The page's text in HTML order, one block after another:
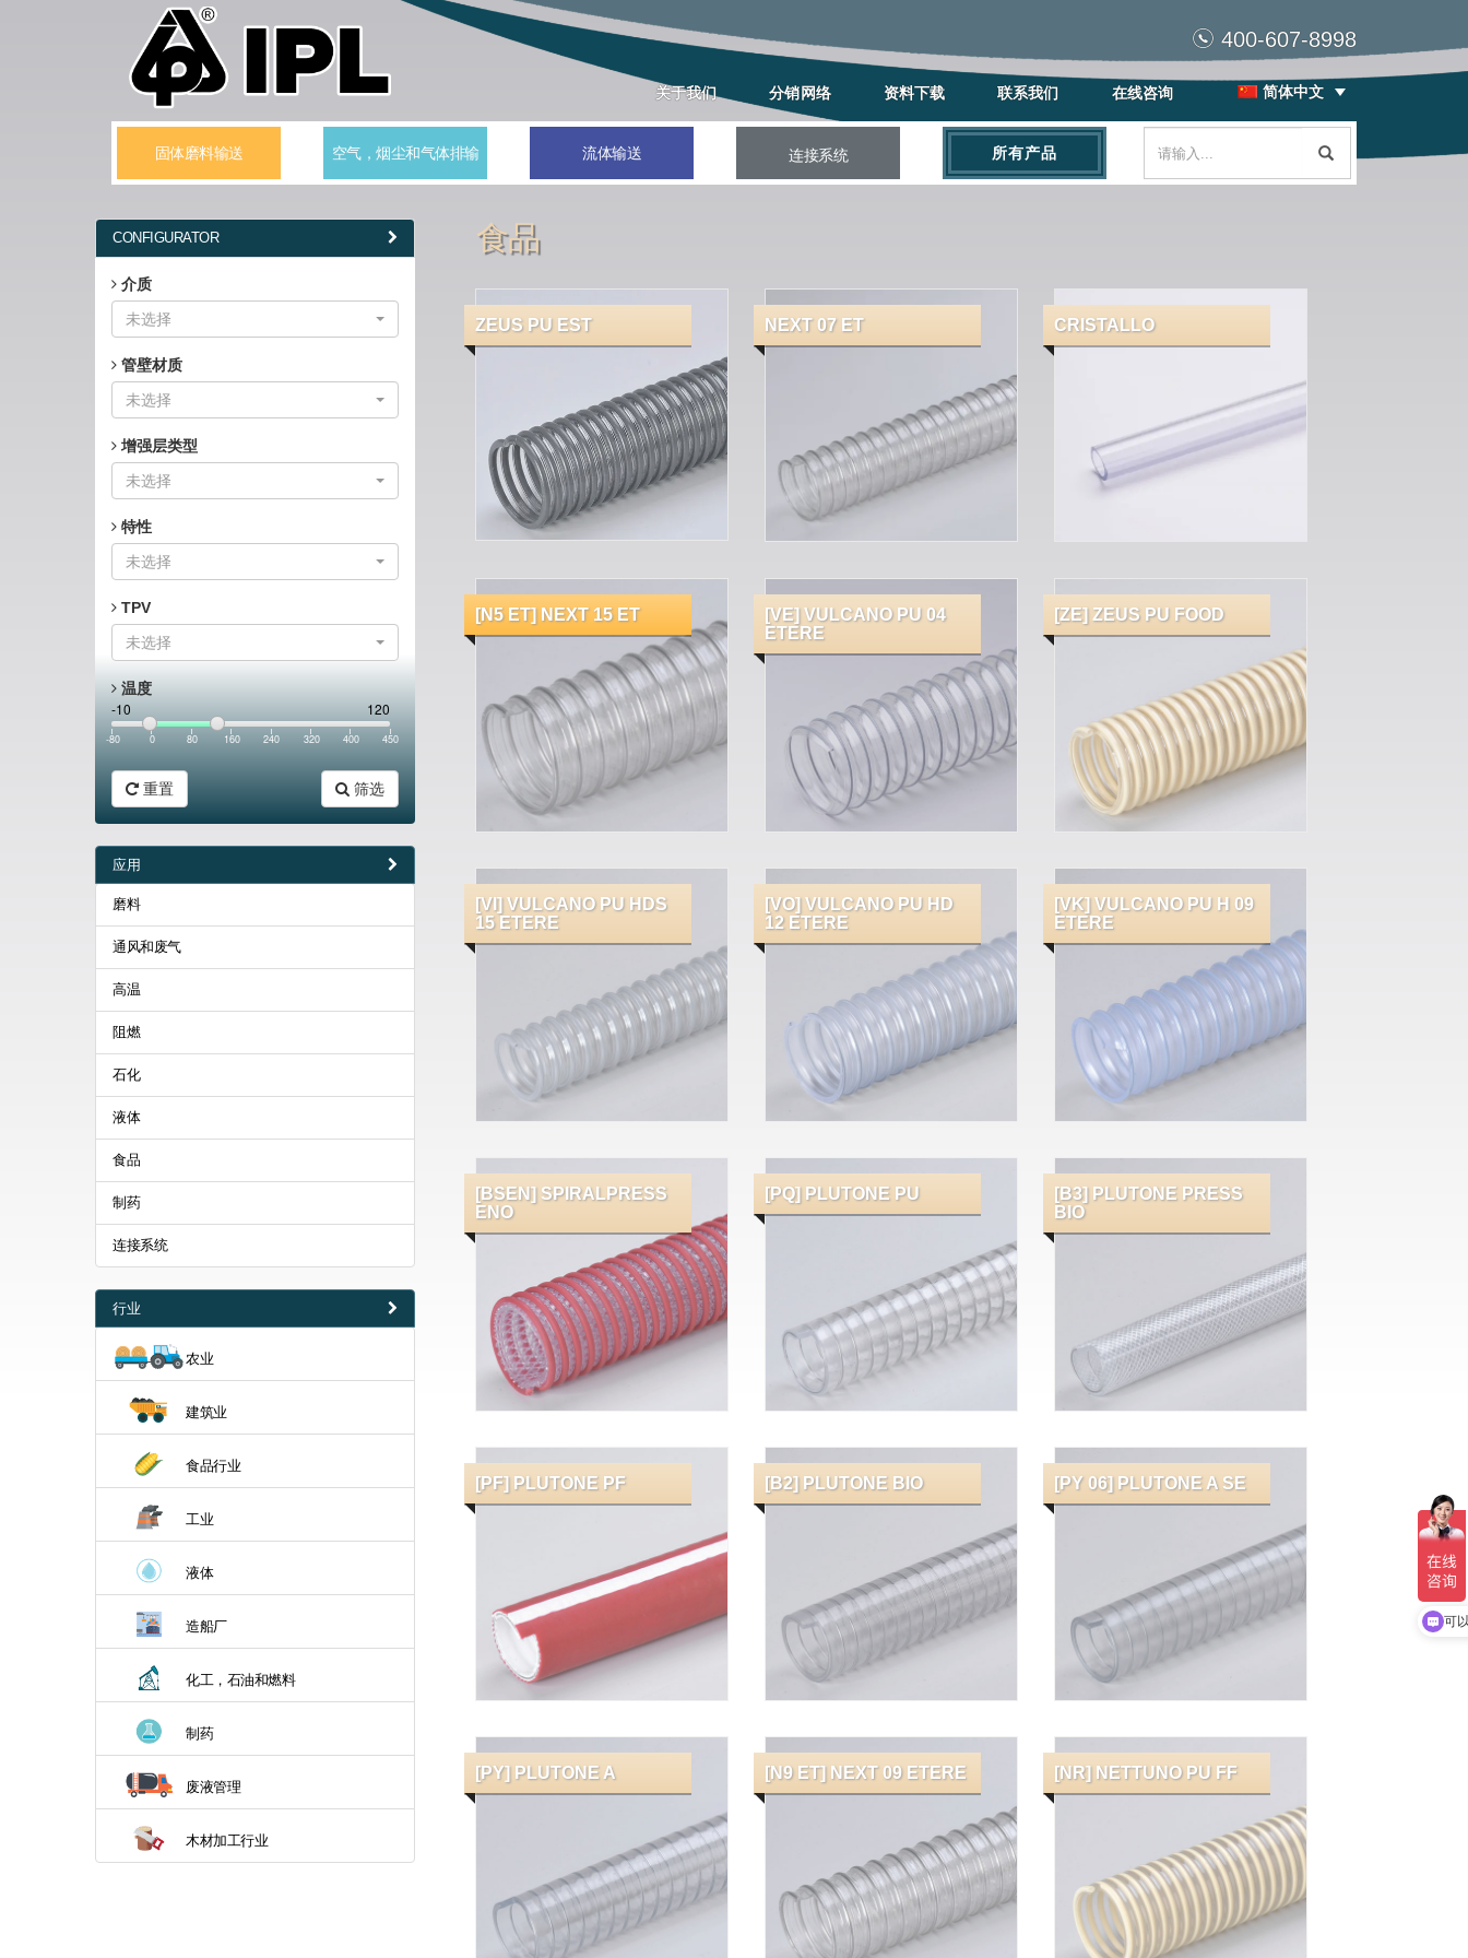
400-607-8998
简体中文
关于我们 分销网络 资料下载 联系我们 在线咨询
固体磨料输送 空气，烟尘和气体排输 流体输送 连接系统 所有产品
CONFIGURATOR
介质
未选择
管壁材质
未选择
增强层类型
未选择
特性
未选择
TPV
未选择
温度
-10 120
-80 0 80 160 240 320 400 450
重置 筛选
应用
磨料
通风和废气
高温
阻燃
石化
液体
食品
制药
连接系统
行业
农业
建筑业
食品行业
工业
液体
造船厂
化工，石油和燃料
制药
废液管理
木材加工行业
食品
ZEUS PU EST NEXT 07 ET CRISTALLO
[N5 ET] NEXT 15 ET
[VE] VULCANO PU 04
ETERE
[ZE] ZEUS PU FOOD
[VI] VULCANO PU HDS
15 ETERE
[VO] VULCANO PU HD
12 ETERE
[VK] VULCANO PU H 09
ETERE
[BSEN] SPIRALPRESS
ENO
[PQ] PLUTONE PU
[B3] PLUTONE PRESS
BIO
[PF] PLUTONE PF [B2] PLUTONE BIO [PY 06] PLUTONE A SE
[PY] PLUTONE A [N9 ET] NEXT 09 ETERE [NR] NETTUNO PU FF
请